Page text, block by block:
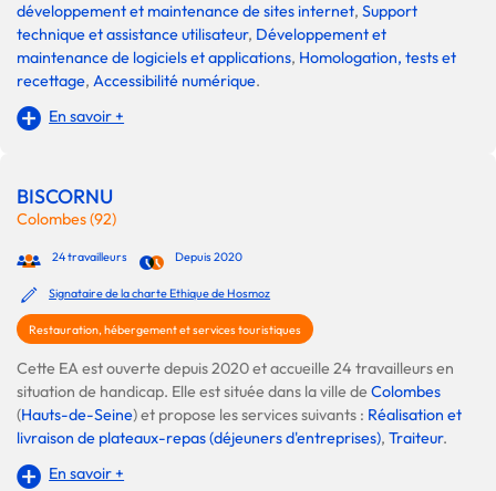
développement et maintenance de sites internet, Support
technique et assistance utilisateur, Développement et
maintenance de logiciels et applications, Homologation, tests et
recettage, Accessibilité numérique.
En savoir +
BISCORNU
Colombes (92)
24 travailleurs Depuis 2020
Signataire de la charte Ethique de Hosmoz
Restauration, hébergement et services touristiques
Cette EA est ouverte depuis 2020 et accueille 24 travailleurs en
situation de handicap. Elle est située dans la ville deColombes
(Hauts-de-Seine) et propose les services suivants : Réalisation et
livraison de plateaux-repas (déjeuners d'entreprises), Traiteur.
En savoir +